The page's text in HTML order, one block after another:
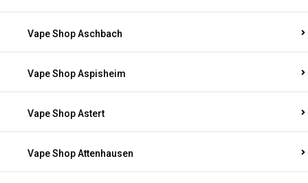
Vape Shop Aschbach
Vape Shop Aspisheim
Vape Shop Astert
Vape Shop Attenhausen